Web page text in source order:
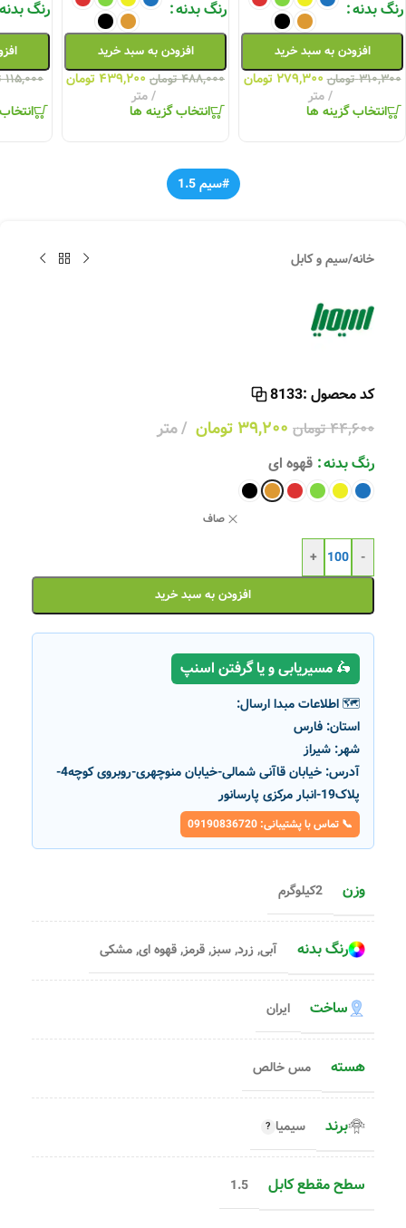
رنگ بدنه
افزودن به سبد خرید
۳۱۰,۳۰۰ تومان ۲۷۹,۳۰۰ تومان
متر
انتخاب گزینه ها
رنگ بدنه
افزودن به سبد خرید
۴۸۸,۰۰۰ تومان ۴۳۹,۲۰۰ تومان
متر
انتخاب گزینه ها
رنگ بدنه
۱۱۵,۰۰۰
#سیم 1.5
خانه/سیم و کابل
کد محصول :8133
۴۴,۶۰۰تومان ۳۹,۲۰۰ تومان متر
رنگ بدنه قهوه ای
صاف
-
+
افزودن به سبد خرید
🛵 مسیریابی و یا گرفتن اسنپ
🗺️ اطلاعات مبدا ارسال:
استان: فارس
شهر: شیراز
آدرس:
خیابان قاآنی شمالی-خیابان منوچهری-روبروی کوچه4-
پلاک19-انبار مرکزی پارسانور
📞 تماس با پشتیبانی: 09190836720
وزن 2کیلوگرم
رنگ بدنه آبی,زرد,سبز,قرمز,قهوه ای,مشکی
ساخت ایران
هسته مس خالص
برند سیمیا
سطح مقطع کابل 1.5